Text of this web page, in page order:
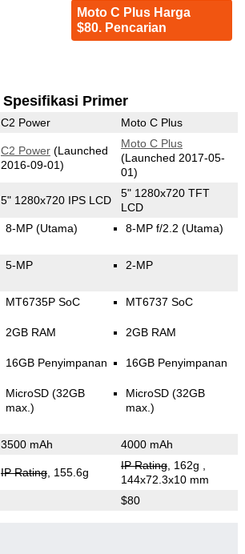
Moto C Plus Harga
$80. Pencarian
Spesifikasi Primer
C2 Power Moto C Plus
C2 Power(Launched
2016-09-01)
Moto C Plus
(Launched 2017-05-
01)
5" 1280x720 IPS LCD
5" 1280x720 TFT
LCD
8-MP (Utama) 8-MP f/2.2 (Utama)
5-MP 2-MP
MT6735P SoC
2GB RAM
16GB Penyimpanan
MicroSD (32GB
max.)
MT6737 SoC
2GB RAM
16GB Penyimpanan
MicroSD (32GB
max.)
3500 mAh 4000 mAh
IP Rating, 155.6g
IP Rating, 162g
144x72.3x10 mm
$80